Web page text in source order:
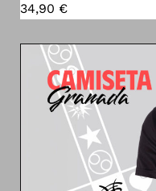
34,90 €